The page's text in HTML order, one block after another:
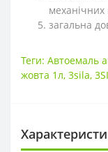
механічних
загальна
Теги: Автоемаль
жовта 1л, 3sila,